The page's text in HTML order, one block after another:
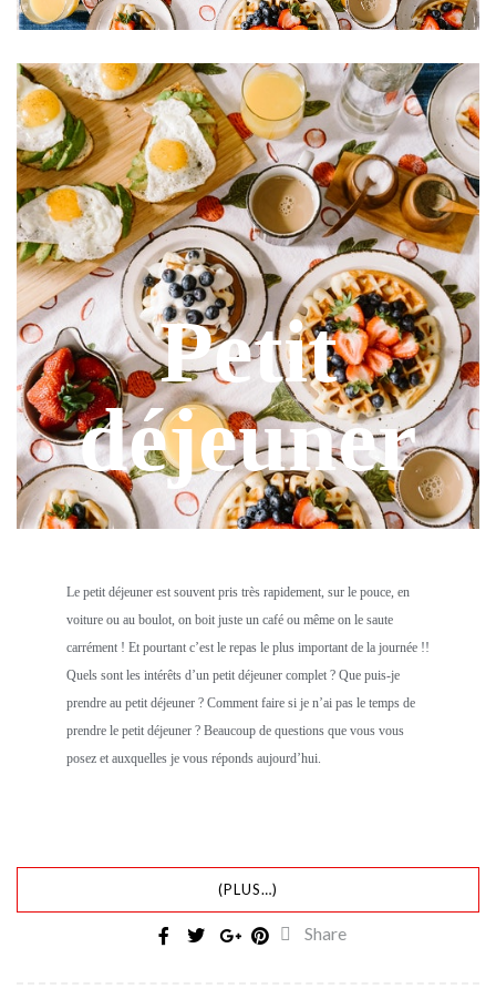
Petit
déjeuner
Le petit déjeuner est souvent pris très rapidement, sur le pouce, en
voiture ou au boulot, on boit juste un café ou même on le saute
carrément ! Et pourtant c’est le repas le plus important de la journée !!
Quels sont les intérêts d’un petit déjeuner complet ? Que puis-je
prendre au petit déjeuner ? Comment faire si je n’ai pas le temps de
prendre le petit déjeuner ? Beaucoup de questions que vous vous
posez et auxquelles je vous réponds aujourd’hui.
(PLUS…)
Share